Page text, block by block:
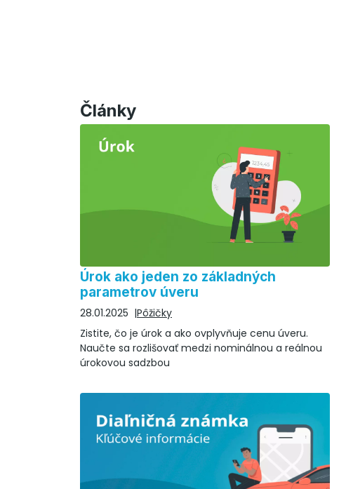
Články
Úrok ako jeden zo základných
parametrov úveru
28.01.2025
Pôžičky
Zistite, čo je úrok a ako ovplyvňuje cenu úveru.
Naučte sa rozlišovať medzi nominálnou a reálnou
úrokovou sadzbou